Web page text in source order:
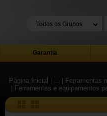
Garantia
Página Inicial | ...
|
| Ferramentas e equipamentos